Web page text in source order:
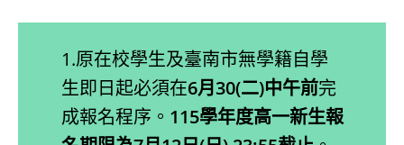
1.原在校學生及臺南市無學籍自學
生即日起必須在6月30(二)中午前完
成報名程序。 115學年度高一新生報